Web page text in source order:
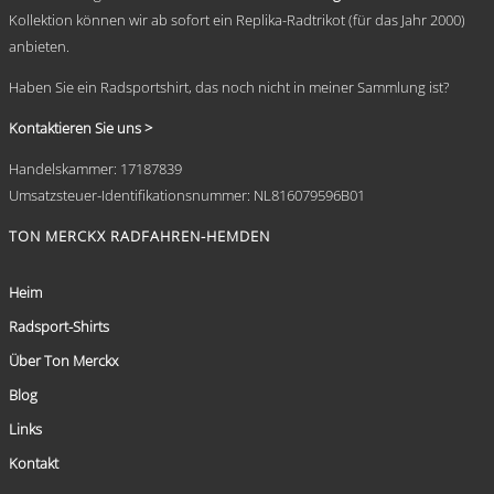
Kollektion können wir ab sofort ein Replika-Radtrikot (für das Jahr 2000)
anbieten.
Haben Sie ein Radsportshirt, das noch nicht in meiner Sammlung ist?
Kontaktieren Sie uns >
Handelskammer: 17187839
Umsatzsteuer-Identifikationsnummer: NL816079596B01
TON MERCKX RADFAHREN-HEMDEN
Heim
Radsport-Shirts
Über Ton Merckx
Blog
Links
Kontakt